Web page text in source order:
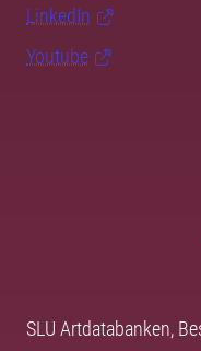
LinkedIn
Youtube
SLU Artdatabanken,